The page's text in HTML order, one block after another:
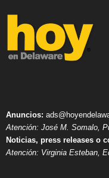
Anuncios:
Atención: José M. Somalo,
Noticias, press releases o
Atención: Virginia Esteban,